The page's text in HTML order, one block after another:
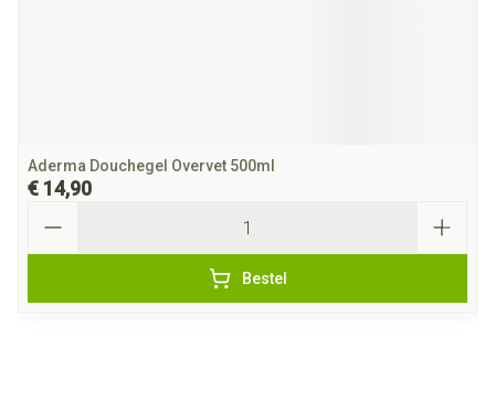
Aderma Douchegel Overvet 500ml
€ 14,90
Bestel